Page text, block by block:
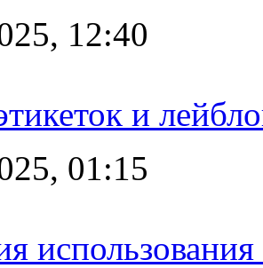
12:40
и
01:15